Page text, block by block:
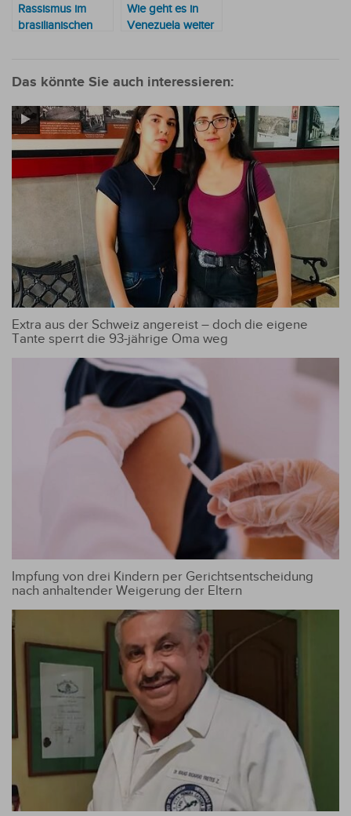
Rassismus im
brasilianischen
verhaftet
Wie geht es in
Venezuela weiter
Paraguay?
Das könnte Sie auch interessieren:
Extra aus der Schweiz angereist – doch die eigene
Tante sperrt die 93-jährige Oma weg
Impfung von drei Kindern per Gerichtsentscheidung
nach anhaltender Weigerung der Eltern